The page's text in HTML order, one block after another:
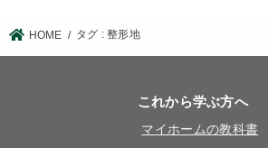
HOME タグ : 整形地
これから学ぶ方へ
マイホームの教科書